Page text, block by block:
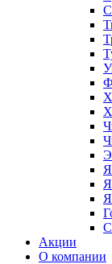
Акции
О компании